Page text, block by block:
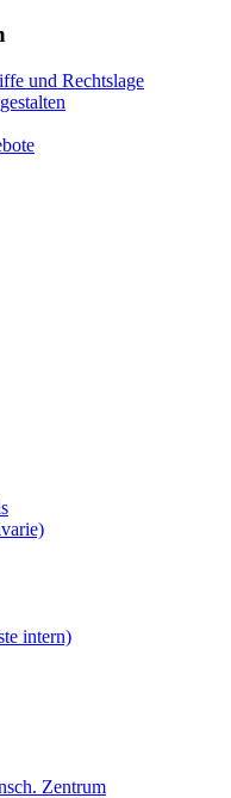
und Rechtslage
intern)
Zentrum